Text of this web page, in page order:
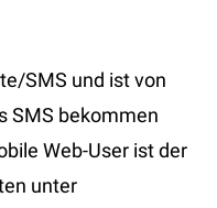
SMS und ist von
SMS bekommen
Web-User ist der
unter